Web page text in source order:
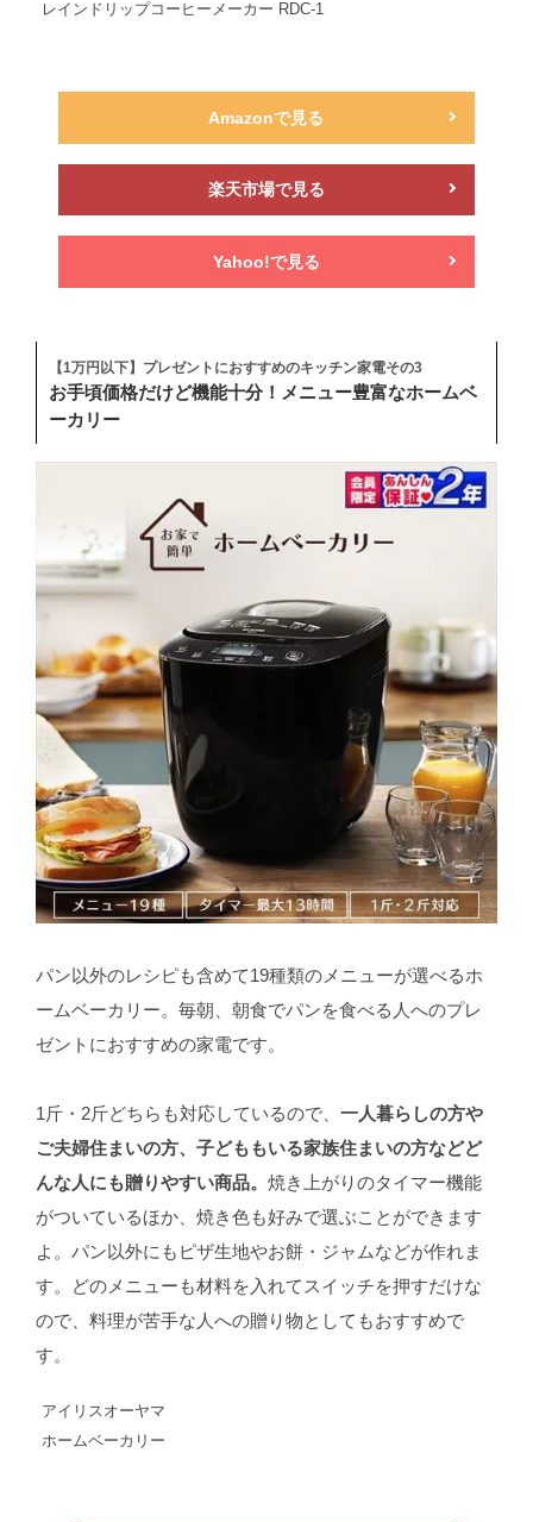
レインドリップコーヒーメーカー RDC-1
Amazonで見る
楽天市場で見る
Yahoo!で見る
【1万円以下】プレゼントにおすすめのキッチン家電その3
お手頃価格だけど機能十分！メニュー豊富なホームベ
ーカリー
パン以外のレシピも含めて19種類のメニューが選べるホ
ームベーカリー。毎朝、朝食でパンを食べる人へのプレ
ゼントにおすすめの家電です。
1斤・2斤どちらも対応しているので、 一人暮らしの方や
ご夫婦住まいの方、子どももいる家族住まいの方などど
んな人にも贈りやすい商品。 焼き上がりのタイマー機能
がついているほか、焼き色も好みで選ぶことができます
よ。パン以外にもピザ生地やお餅・ジャムなどが作れま
す。どのメニューも材料を入れてスイッチを押すだけな
ので、料理が苦手な人への贈り物としてもおすすめで
す。
アイリスオーヤマ
ホームベーカリー